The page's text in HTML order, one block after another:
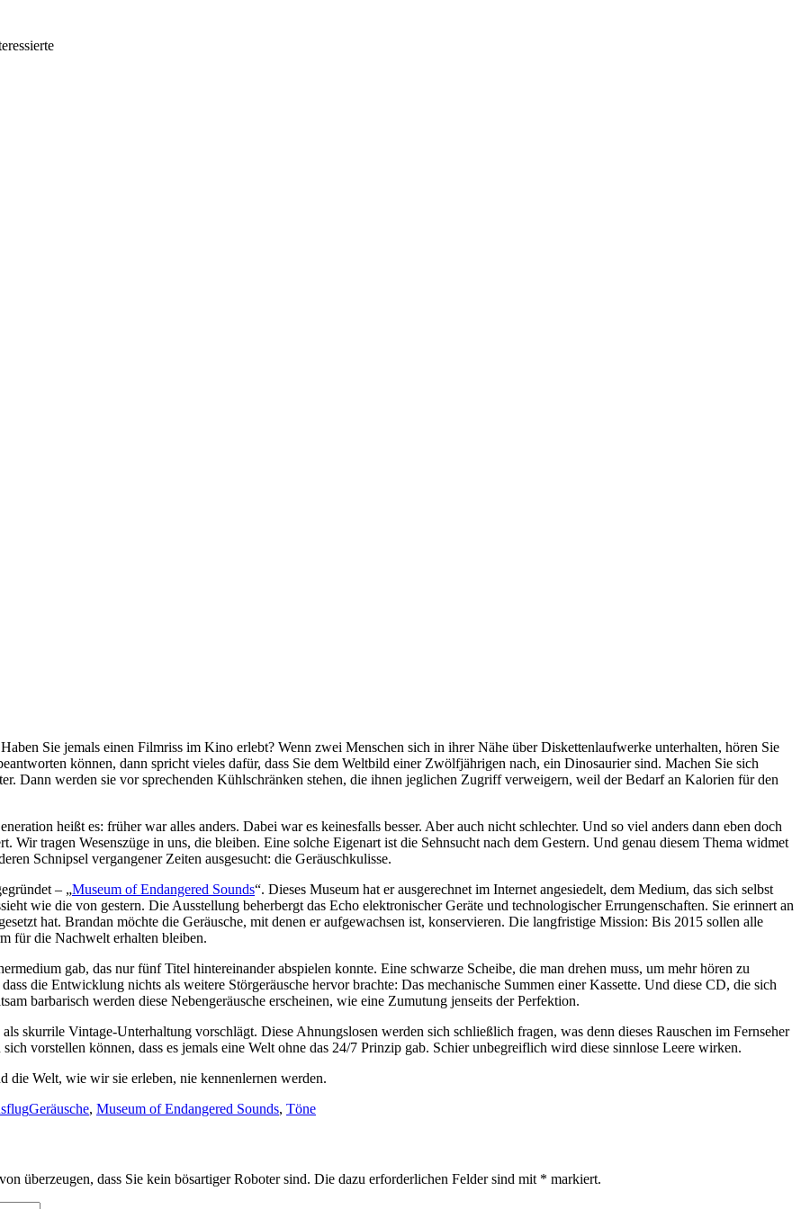
Sie jemals einen Filmriss im Kino erlebt? Wenn zwei Menschen sich in ihrer Nähe über Diskettenlaufwerke unterhalten, hören Sie
können, dann spricht vieles dafür, dass Sie dem Weltbild einer Zwölfjährigen nach, ein Dinosaurier sind. Machen Sie sich
Dann werden sie vor sprechenden Kühlschränken stehen, die ihnen jeglichen Zugriff verweigern, weil der Bedarf an Kalorien für den
heißt es: früher war alles anders. Dabei war es keinesfalls besser. Aber auch nicht schlechter. Und so viel anders dann eben doch
Wir tragen Wesenszüge in uns, die bleiben. Eine solche Eigenart ist die Sehnsucht nach dem Gestern. Und genau diesem Thema widmet
Schnipsel vergangener Zeiten ausgesucht: die Geräuschkulisse.
– „Museum of Endangered Sounds“. Dieses Museum hat er ausgerechnet im Internet angesiedelt, dem Medium, das sich selbst
wie die von gestern. Die Ausstellung beherbergt das Echo elektronischer Geräte und technologischer Errungenschaften. Sie erinnert an
hat. Brandan möchte die Geräusche, mit denen er aufgewachsen ist, konservieren. Die langfristige Mission: Bis 2015 sollen alle
für die Nachwelt erhalten bleiben.
gab, das nur fünf Titel hintereinander abspielen konnte. Eine schwarze Scheibe, die man drehen muss, um mehr hören zu
die Entwicklung nichts als weitere Störgeräusche hervor brachte: Das mechanische Summen einer Kassette. Und diese CD, die sich
barbarisch werden diese Nebengeräusche erscheinen, wie eine Zumutung jenseits der Perfektion.
skurrile Vintage-Unterhaltung vorschlägt. Diese Ahnungslosen werden sich schließlich fragen, was denn dieses Rauschen im Fernseher
vorstellen können, dass es jemals eine Welt ohne das 24/7 Prinzip gab. Schier unbegreiflich wird diese sinnlose Leere wirken.
die Welt, wie wir sie erleben, nie kennenlernen werden.
Tags
Geräusche, Museum of Endangered Sounds, Töne
überzeugen, dass Sie kein bösartiger Roboter sind. Die dazu erforderlichen Felder sind mit * markiert.